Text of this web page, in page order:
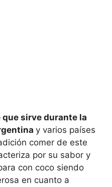
sirve durante la
y varios países
comer de este
por su sabor y
con coco siendo
en cuanto a